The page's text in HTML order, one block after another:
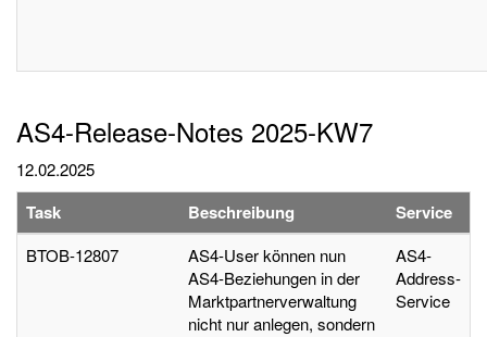
AS4-Release-Notes 2025-KW7
12.02.2025
Task Beschreibung Service
BTOB-12807
AS4-User können nun
AS4-Beziehungen in der
Marktpartnerverwaltung
nicht nur anlegen, sondern
AS4-
Address-
Service